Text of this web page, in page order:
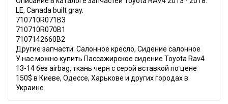
LE, Canada built gray.
710710R071B3
710710R070B1
7107142660B2
Другие запчасти: Салонное кресло, Сидение салонное
У нас можно купить Пассажирское сидение Toyota Rav4
13-14 без airbag, ткань черн с серой вставкой по цене
150$ в Киеве, Одессе, Харькове и других городах в
Украине.